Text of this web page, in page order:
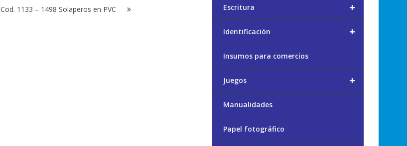
Cod. 1133 – 1498 Solaperos en PVC +
Escritura
+
Identificación
Insumos para comercios
+
Juegos
Manualidades
Papel fotográfico